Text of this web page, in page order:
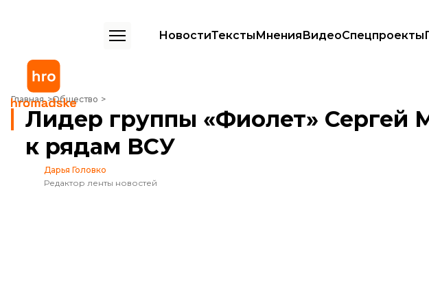
НовостиТекстыМненияВидеоСпецпроекты
Главная Общество
Лидер группы «Фиолет» Сергей Мартынюк присоединился к рядам ВСУ
Лидер группы «Фиолет» Сергей
к рядам ВСУ
Дарья Головко
Редактор ленты новостей